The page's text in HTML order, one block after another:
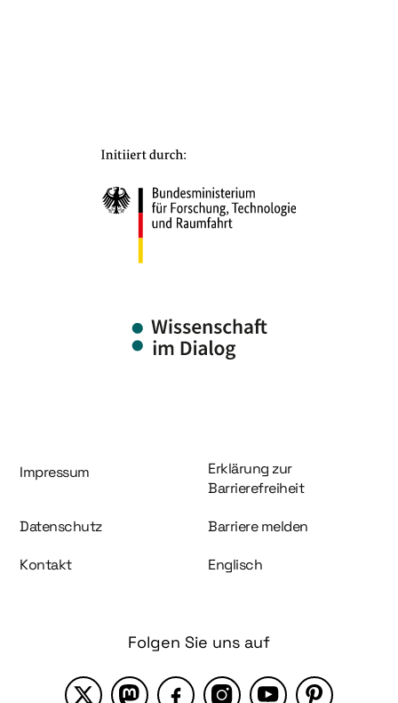
Information und Service
Impressum
Erklärung zur
Barrierefreiheit
Datenschutz Barriere melden
Kontakt Englisch
Folgen Sie uns auf